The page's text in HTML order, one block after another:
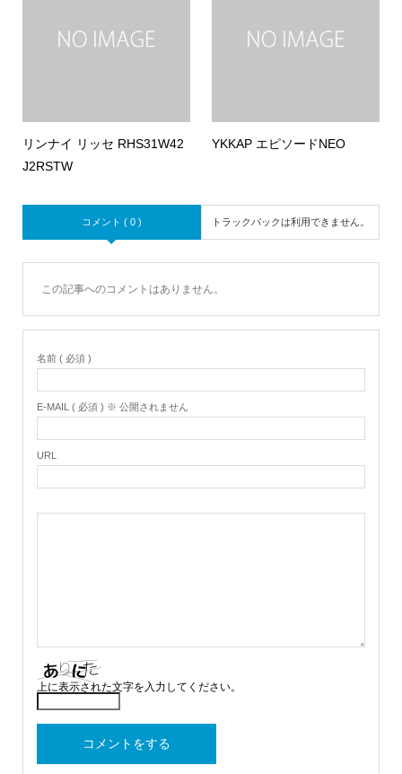
リンナイ リッセ RHS31W42
J2RSTW
YKKAP エピソードNEO
コメント ( 0 ) トラックバックは利用できません。
この記事へのコメントはありません。
名前 ( 必須 )
E-MAIL ( 必須 ) ※ 公開されません
URL
上に表示された文字を入力してください。